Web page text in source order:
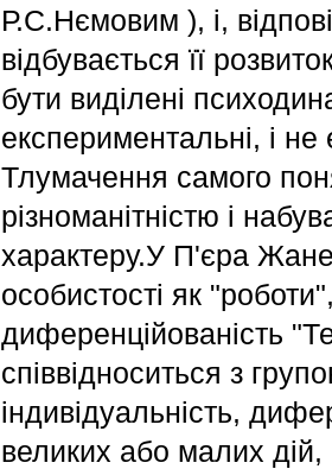
Р.С.Нємовим ), і,
відбувається її
бути виділені
експериментальні, і не
Тлумачення самого
різноманітністю і
характеру.У П'єра
особистості як
диференційованість
співвідноситься з
індивідуальність,
великих або малих